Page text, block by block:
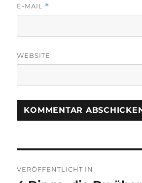
E-MAIL *
WEBSITE
VERÖFFENTLICHT IN